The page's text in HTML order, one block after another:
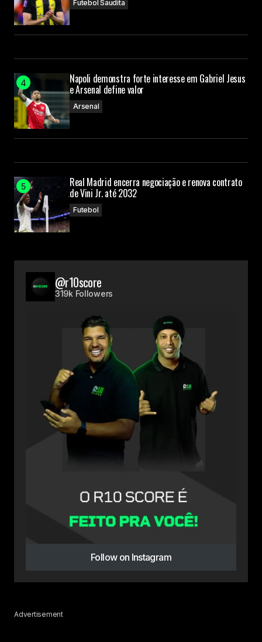
Futebol Saudita
Napoli demonstra forte interesse em Gabriel Jesus
e Arsenal define valor
Arsenal
Real Madrid encerra negociação e renova contrato
de Vini Jr. até 2032
Futebol
@r10score
319k Followers
Follow on Instagram
Advertisement